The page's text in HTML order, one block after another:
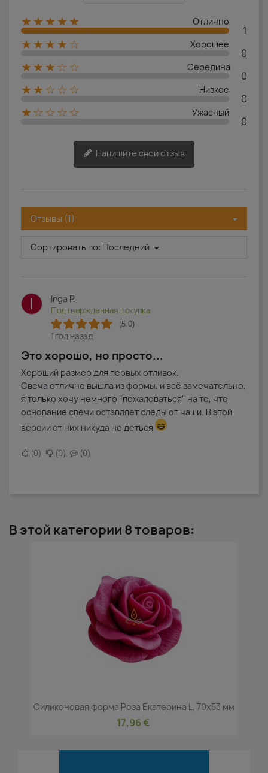
★★★★★ Отлично
1
★★★★☆
Хорошее
0
★★★☆☆
Середина
0
★★☆☆☆
Низкое
0
★☆☆☆☆
Ужасный
0
Напишите свой отзыв
Отзывы (1)
Сортировать по: Последний
I Inga P.
Подтвержденная покупка
(5.0)
1 год назад
Это хорошо, но просто...
Хороший размер для первых отливок.
Свеча отлично вышла из формы, и всё замечательно,
я только хочу немного "пожаловаться" на то, что
основание свечи оставляет следы от чаши. В этой
версии от них никуда не деться
0 0 0
В этой категории 8 товаров:
Силиконовая форма Роза Екатерина L, 70x53 мм
17,96 €